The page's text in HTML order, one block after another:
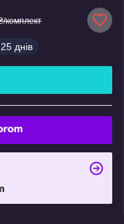
комплект
25 днів